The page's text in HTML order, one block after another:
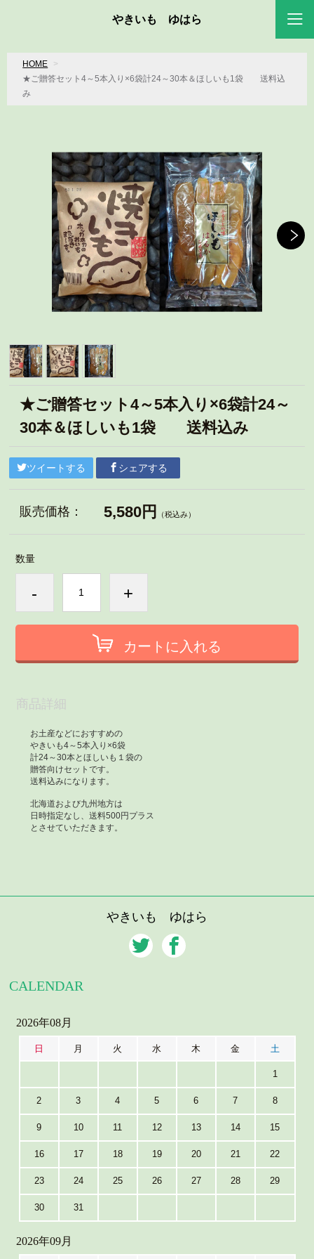
やきいも ゆはら
HOME
★ご贈答セット4～5本入り×6袋計24～30本＆ほしいも1袋 送料込
み
★ご贈答セット4～5本入り×6袋計24～
30本＆ほしいも1袋 送料込み
ツイートする シェアする
販売価格： 5,580円 （税込み）
数量
- +
カートに入れる
商品詳細
お土産などにおすすめの
やきいも4～5本入り ×6袋
計24～30本とほしいも１袋の
贈答向けセットです。
送料込みになります。
北海道および九州地方は
日時指定なし、送料500円プラス
とさせていただきます。
やきいも ゆはら
CALENDAR
2026年08月
日 月 火 水 木 金 土
1
2 3 4 5 6 7 8
9 10 11 12 13 14 15
16 17 18 19 20 21 22
23 24 25 26 27 28 29
30 31
2026年09月